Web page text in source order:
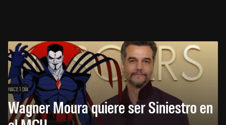
HACE 1 DÍA
Wagner Moura quiere ser Siniestro en